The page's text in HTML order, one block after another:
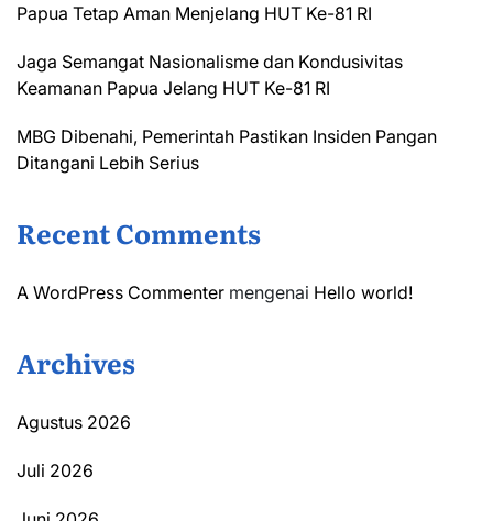
Papua Tetap Aman Menjelang HUT Ke-81 RI
Jaga Semangat Nasionalisme dan Kondusivitas
Keamanan Papua Jelang HUT Ke-81 RI
MBG Dibenahi, Pemerintah Pastikan Insiden Pangan
Ditangani Lebih Serius
Recent Comments
A WordPress Commenter mengenai Hello world!
Archives
Agustus 2026
Juli 2026